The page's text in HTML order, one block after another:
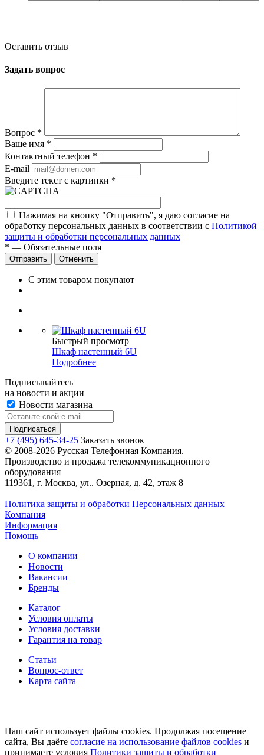
Оставить отзыв
Задать вопрос
Вопрос *
Ваше имя *
Контактный телефон *
E-mail
Введите текст с картинки *
Нажимая на кнопку "Отправить", я даю согласие на
обработку персональных данных в соответствии с Политикой
защиты и обработки персональных данных
* — Обязательные поля
Отправить Отменить
С этим товаром покупают
Быстрый просмотр
Шкаф настенный 6U
Подробнее
Подписывайтесь
на новости и акции
Новости магазина
+7 (495) 645-34-25 Заказать звонок
© 2008-2026 Русская Телефонная Компания.
Производство и продажа телекоммуникационного
оборудования
119361, г. Москва, ул.. Озерная, д. 42, этаж 8
Политика защиты и обработки Персональных данных
Компания
Информация
Помощь
О компании
Новости
Вакансии
Бренды
Каталог
Условия оплаты
Условия доставки
Гарантия на товар
Статьи
Вопрос-ответ
Карта сайта
Наш сайт использует файлы cookies. Продолжая посещение
сайта, Вы даёте согласие на использование файлов cookies и
принимаете условия Политики защиты и обработки